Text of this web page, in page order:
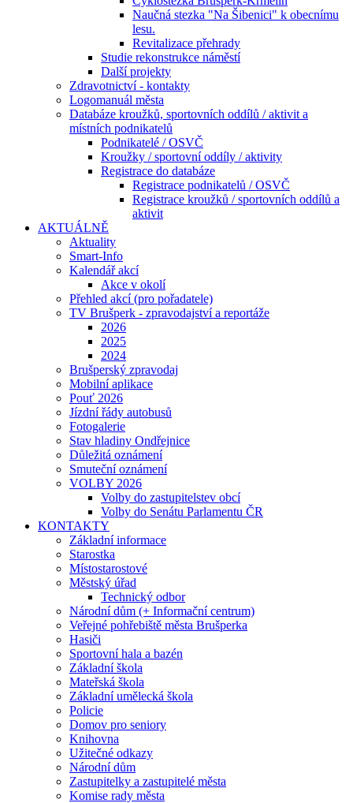
Naučná stezka "Na Šibenici" k obecnímu
lesu.
Revitalizace přehrady
Studie rekonstrukce náměstí
Další projekty
Zdravotnictví - kontakty
Logomanuál města
Databáze kroužků, sportovních oddílů / aktivit a
místních podnikatelů
Podnikatelé / OSVČ
Kroužky / sportovní oddíly / aktivity
Registrace do databáze
Registrace podnikatelů / OSVČ
Registrace kroužků / sportovních oddílů a
aktivit
AKTUÁLNĚ
Aktuality
Smart-Info
Kalendář akcí
Akce v okolí
Přehled akcí (pro pořadatele)
TV Brušperk - zpravodajství a reportáže
2026
2025
2024
Brušperský zpravodaj
Mobilní aplikace
Pouť 2026
Jízdní řády autobusů
Fotogalerie
Stav hladiny Ondřejnice
Důležitá oznámení
Smuteční oznámení
VOLBY 2026
Volby do zastupitelstev obcí
Volby do Senátu Parlamentu ČR
KONTAKTY
Základní informace
Starostka
Místostarostové
Městský úřad
Technický odbor
Národní dům (+ Informační centrum)
Veřejné pohřebiště města Brušperka
Hasiči
Sportovní hala a bazén
Základní škola
Mateřská škola
Základní umělecká škola
Policie
Domov pro seniory
Knihovna
Užitečné odkazy
Národní dům
Zastupitelky a zastupitelé města
Komise rady města